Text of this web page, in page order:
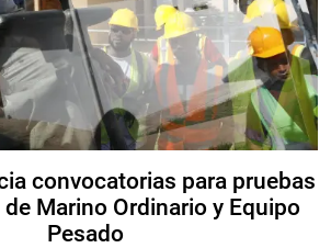
convocatorias para pruebas
Marino Ordinario y Equipo
Pesado